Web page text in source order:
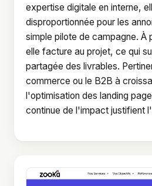
expertise digitale en interne,
disproportionnée pour les
simple pilote de campagne. À
elle facture au projet, ce qui
partagée des livrables.
commerce ou le B2B à
l'optimisation des landing
continue de l'impact justifient